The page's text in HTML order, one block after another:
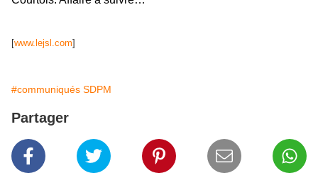
[www.lejsl.com]
#communiqués SDPM
Partager